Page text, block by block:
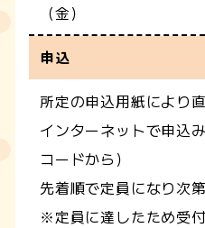
（金）
申込
所定の申込用紙により
インターネットで申込
コードから）
先着順で定員になり次
※定員に達したため受